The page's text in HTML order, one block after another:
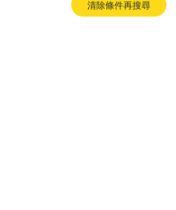
清除條件再搜尋